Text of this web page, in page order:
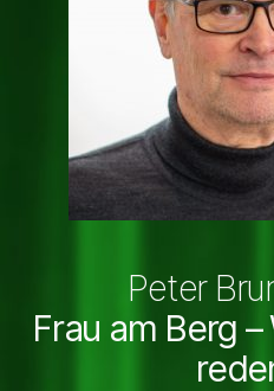
Peter
Frau am Berg